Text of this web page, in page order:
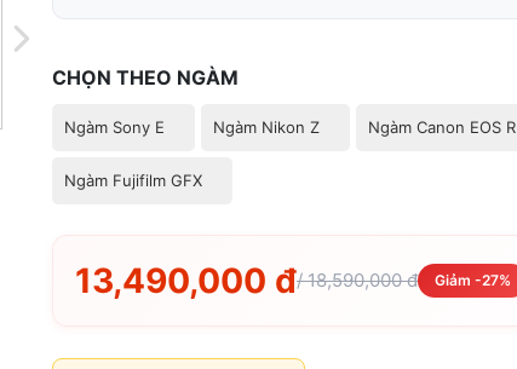
CHỌN THEO NGÀM
Ngàm Sony E Ngàm Nikon Z Ngàm Canon EOS R
Ngàm Fujifilm GFX
13,490,000 đ/ 18,590,000 đ Giảm -27%